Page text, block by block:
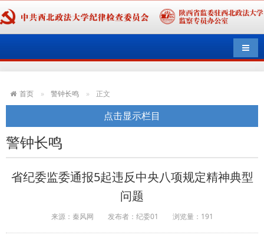
导航
首页 警钟长鸣 正文
点击显示栏目
警钟长鸣
省纪委监委通报5起违反中央八项规定精神典型
问题
来源：秦风网 发布者：纪委01 浏览量： 191